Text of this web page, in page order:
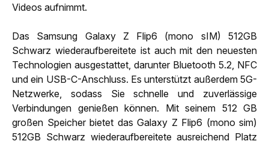
Videos aufnimmt.
Das Samsung Galaxy Z Flip6 (mono sIM) 512GB
Schwarz wiederaufbereitete ist auch mit den neuesten
Technologien ausgestattet, darunter Bluetooth 5.2, NFC
und ein USB-C-Anschluss. Es unterstützt außerdem 5G-
Netzwerke, sodass Sie schnelle und zuverlässige
Verbindungen genießen können. Mit seinem 512 GB
großen Speicher bietet das Galaxy Z Flip6 (mono sim)
512GB Schwarz wiederaufbereitete ausreichend Platz